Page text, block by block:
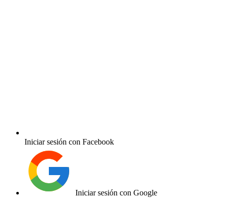
Iniciar sesión con Facebook
Iniciar sesión con Google